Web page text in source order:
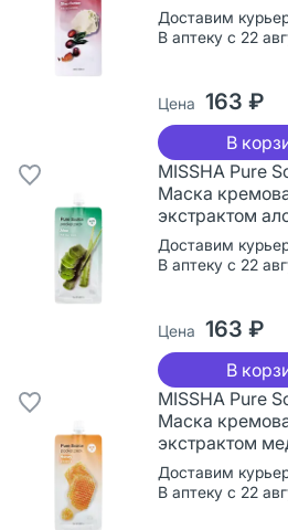
Доставим
В аптеку с 22
Цена 163 ₽
В
MISSHA Pure
Маска
экстрактом
Доставим
В аптеку с 22
Цена 163 ₽
В
MISSHA Pure
Маска
экстрактом
Доставим
В аптеку с 22